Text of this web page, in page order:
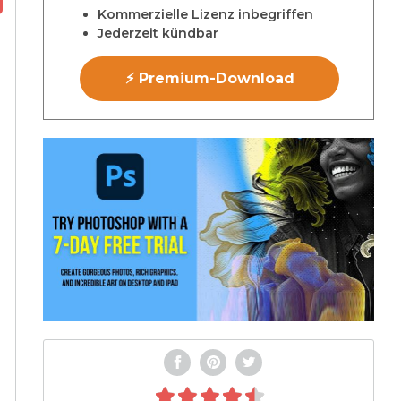
Kommerzielle Lizenz inbegriffen
Jederzeit kündbar
⚡ Premium-Download